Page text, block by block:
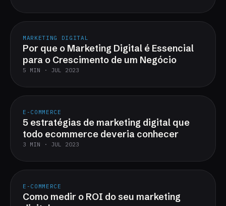
MARKETING DIGITAL
Por que o Marketing Digital é Essencial
para o Crescimento de um Negócio
5 MIN · JUL 2023
E-COMMERCE
5 estratégias de marketing digital que
todo ecommerce deveria conhecer
3 MIN · JUL 2023
E-COMMERCE
Como medir o ROI do seu marketing